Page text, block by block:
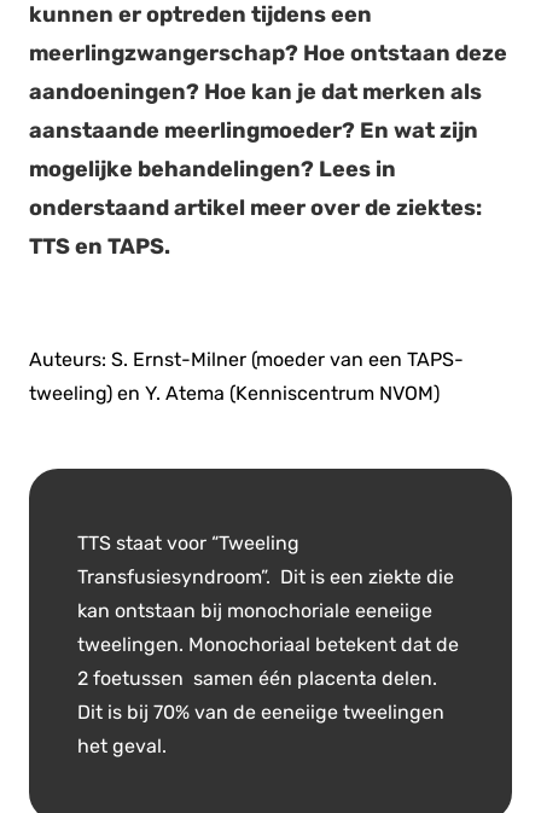
kunnen er optreden tijdens een
meerlingzwangerschap? Hoe ontstaan deze
aandoeningen? Hoe kan je dat merken als
aanstaande meerlingmoeder? En wat zijn
mogelijke behandelingen? Lees in
onderstaand artikel meer over de ziektes:
TTS en TAPS.
Auteurs: S. Ernst-Milner (moeder van een TAPS-
tweeling) en Y. Atema (Kenniscentrum NVOM)
TTS staat voor “Tweeling
Transfusiesyndroom”. Dit is een ziekte die
kan ontstaan bij monochoriale eeneiige
tweelingen. Monochoriaal betekent dat de
2 foetussen samen één placenta delen.
Dit is bij 70% van de eeneiige tweelingen
het geval.